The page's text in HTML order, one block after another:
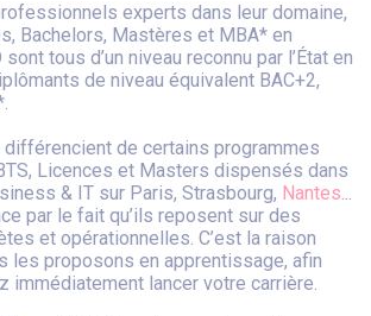
experts dans leur domaine,
Bachelors, Mastères et MBA* en
tous d’un niveau reconnu par l’État en
de niveau équivalent BAC+2,
de certains programmes
Licences et Masters dispensés dans
& IT sur Paris, Strasbourg, Nantes...
par le fait qu’ils reposent sur des
et opérationnelles. C’est la raison
les proposons en apprentissage, afin
immédiatement lancer votre carrière.